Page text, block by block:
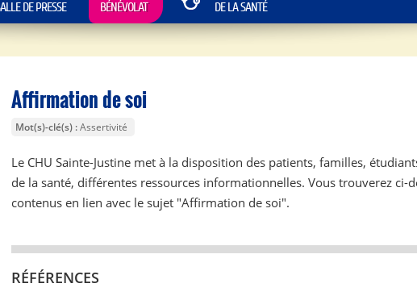
DE PRESSE
BÉNÉVOLAT
DE LA SANTÉ
Affirmation de soi
Mot(s)-clé(s) Assertivité
Le CHU Sainte-Justine met à la disposition des patients, familles,
de la santé, différentes ressources informationnelles. Vous trouverez ci-
contenus en lien avec le sujet "Affirmation de soi".
RÉFÉRENCES